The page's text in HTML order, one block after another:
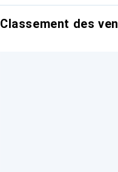
Classement des